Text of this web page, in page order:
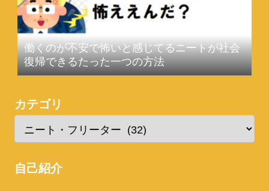
働くのが不安で怖いと感じてるニートが社会
復帰できるたった一つの方法
カテゴリ
自己紹介